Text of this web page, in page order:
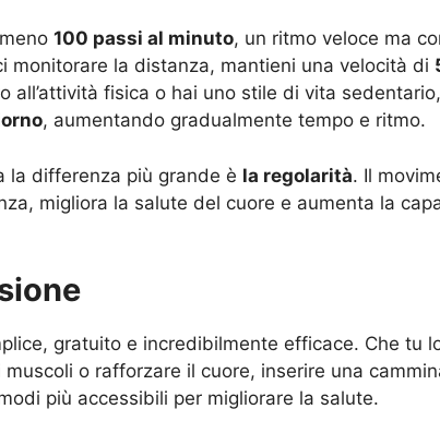
100 passi al minuto, un ritmo veloce ma
monitorare la distanza, mantieni una velocità di
all’attività fisica o hai uno stile di vita
, aumentando gradualmente tempo e ritmo.
la differenza più grande è la regolarità. Il
migliora la salute del cuore e aumenta la
gratuito e incredibilmente efficace. Che tu
o rafforzare il cuore, inserire una
più accessibili per migliorare la salute.